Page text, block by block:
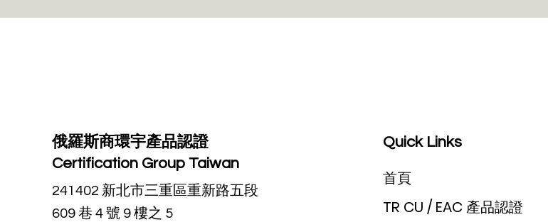
什麼是 SAR 特定吸收率測
即將上路的韓國 MEPS 能效新
俄羅斯商環宇產品認證
Certification Group Taiwan
241402 新北市三重區重新路五段
609 巷 4 號 9 樓之 5
Quick Links
首頁
TR CU / EAC 產品認證